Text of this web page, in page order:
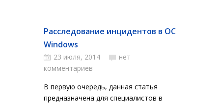
Расследование инцидентов в ОС
Windows
23 июля, 2014
нет
комментариев
В первую очередь, данная статья
предназначена для специалистов в